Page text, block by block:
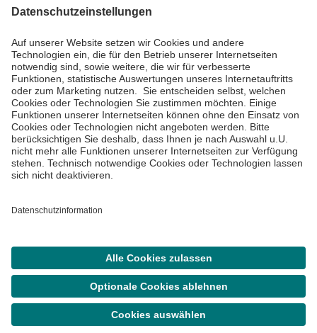
Menü
SucheTermin
Impressum
Datenschutzinformationen
Barrierefreiheit
©Asklepios Kliniken GmbH & Co. KGaA 2026